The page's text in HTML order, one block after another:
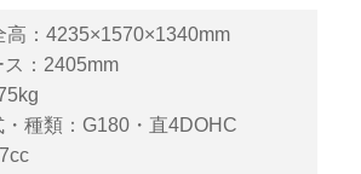
高：4235×1570×1340mm
：2405mm
種類：G180・直4DOHC